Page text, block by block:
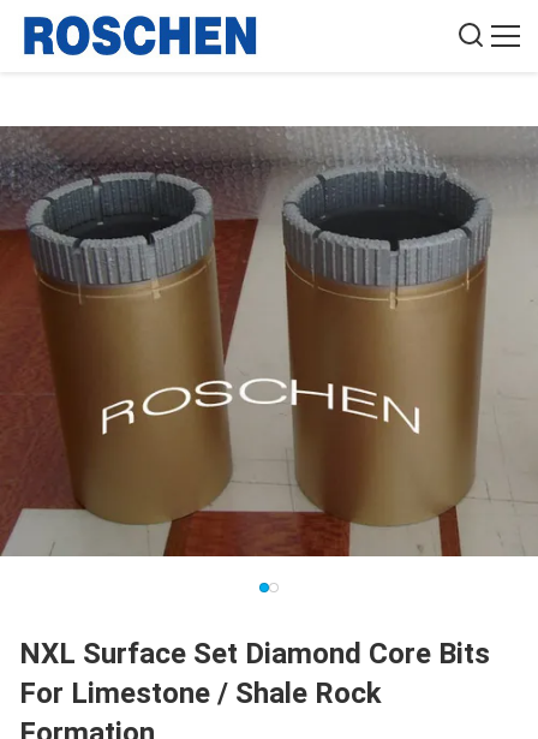
NXL Surface Set Diamond Core Bits
For Limestone / Shale Rock